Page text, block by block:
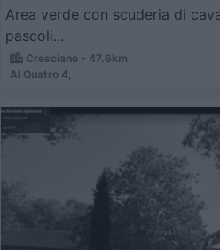
Area verde con scuderia di
pascoli...
Cresciano - 47.6km
Al Quatro 4,